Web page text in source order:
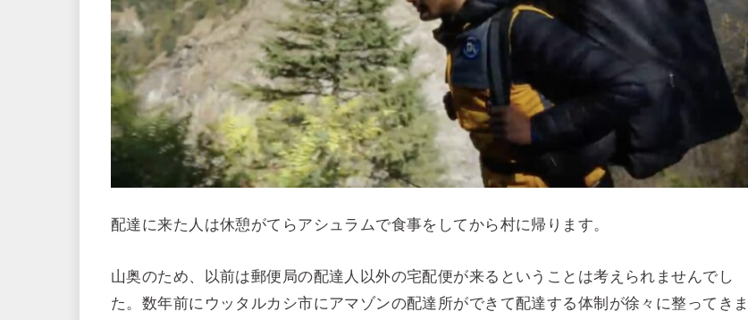
配達に来た人は休憩がてらアシュラムで食事をしてから村に帰ります。
山奥のため、以前は郵便局の配達人以外の宅配便が来るということは考えられませんでし
た。数年前にウッタルカシ市にアマゾンの配達所ができて配達する体制が徐々に整ってきま